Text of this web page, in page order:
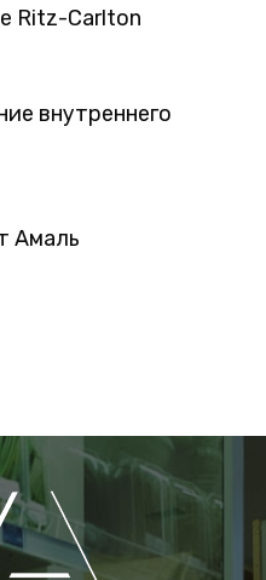
Ritz-Carlton
внутреннего
Амаль